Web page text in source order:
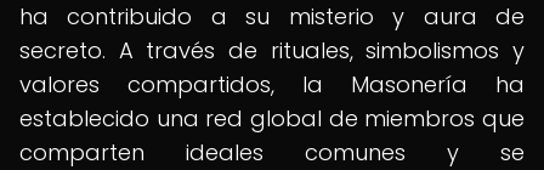
ha contribuido a su misterio y aura de
secreto. A través de rituales, simbolismos y
valores compartidos, la Masonería ha
establecido una red global de miembros que
comparten ideales comunes y se